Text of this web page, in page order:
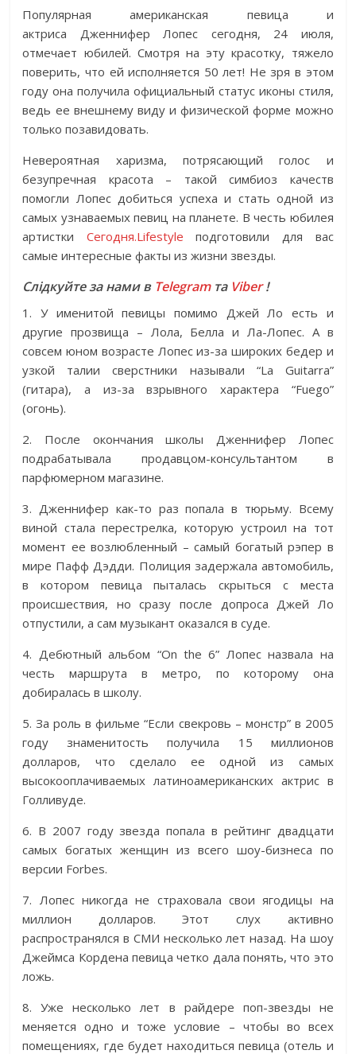
Популярная американская певица и
актриса Дженнифер Лопес сегодня, 24 июля,
отмечает юбилей. Смотря на эту красотку, тяжело
поверить, что ей исполняется 50 лет! Не зря в этом
году она получила официальный статус иконы стиля,
ведь ее внешнему виду и физической форме можно
только позавидовать.
Невероятная харизма, потрясающий голос и
безупречная красота – такой симбиоз качеств
помогли Лопес добиться успеха и стать одной из
самых узнаваемых певиц на планете. В честь юбилея
артистки Сегодня.Lifestyle подготовили для вас
самые интересные факты из жизни звезды.
Слідкуйте за нами в Telegramта Viber!
1. У именитой певицы помимо Джей Ло есть и
другие прозвища – Лола, Белла и Ла-Лопес. А в
совсем юном возрасте Лопес из-за широких бедер и
узкой талии сверстники называли “La Guitarra”
(гитара), а из-за взрывного характера “Fuego”
(огонь).
2. После окончания школы Дженнифер Лопес
подрабатывала продавцом-консультантом в
парфюмерном магазине.
3. Дженнифер как-то раз попала в тюрьму. Всему
виной стала перестрелка, которую устроил на тот
момент ее возлюбленный – самый богатый рэпер в
мире Пафф Дэдди. Полиция задержала автомобиль,
в котором певица пыталась скрыться с места
происшествия, но сразу после допроса Джей Ло
отпустили, а сам музыкант оказался в суде.
4. Дебютный альбом “On the 6” Лопес назвала на
честь маршрута в метро, по которому она
добиралась в школу.
5. За роль в фильме “Если свекровь – монстр” в 2005
году знаменитость получила 15 миллионов
долларов, что сделало ее одной из самых
высокооплачиваемых латиноамериканских актрис в
Голливуде.
6. В 2007 году звезда попала в рейтинг двадцати
самых богатых женщин из всего шоу-бизнеса по
версии Forbes.
7. Лопес никогда не страховала свои ягодицы на
миллион долларов. Этот слух активно
распространялся в СМИ несколько лет назад. На шоу
Джеймса Кордена певица четко дала понять, что это
ложь.
8. Уже несколько лет в райдере поп-звезды не
меняется одно и тоже условие – чтобы во всех
помещениях, где будет находиться певица (отель и